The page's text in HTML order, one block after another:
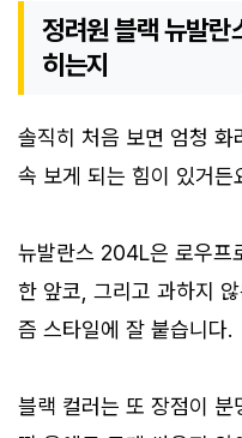
정려원 블랙 뉴발
히는지
솔직히 처음 보면 엄청 화
속 보게 되는 힘이 있거든
뉴발란스 204L은 로우프
한 앞코, 그리고 과하지
즘 스타일에 잘 붙습니다.
블랙 컬러는 또 장점이 분